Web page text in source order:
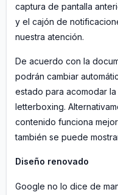
captura de pantalla
y el cajón de
nuestra atención.
De acuerdo con la
podrán cambiar
estado para acomodar
letterboxing.
contenido funciona
también se puede
Diseño renovado
Google no lo dice de